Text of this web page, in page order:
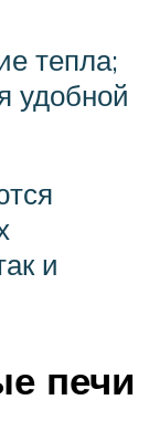
тепла;
удобной
и
печи